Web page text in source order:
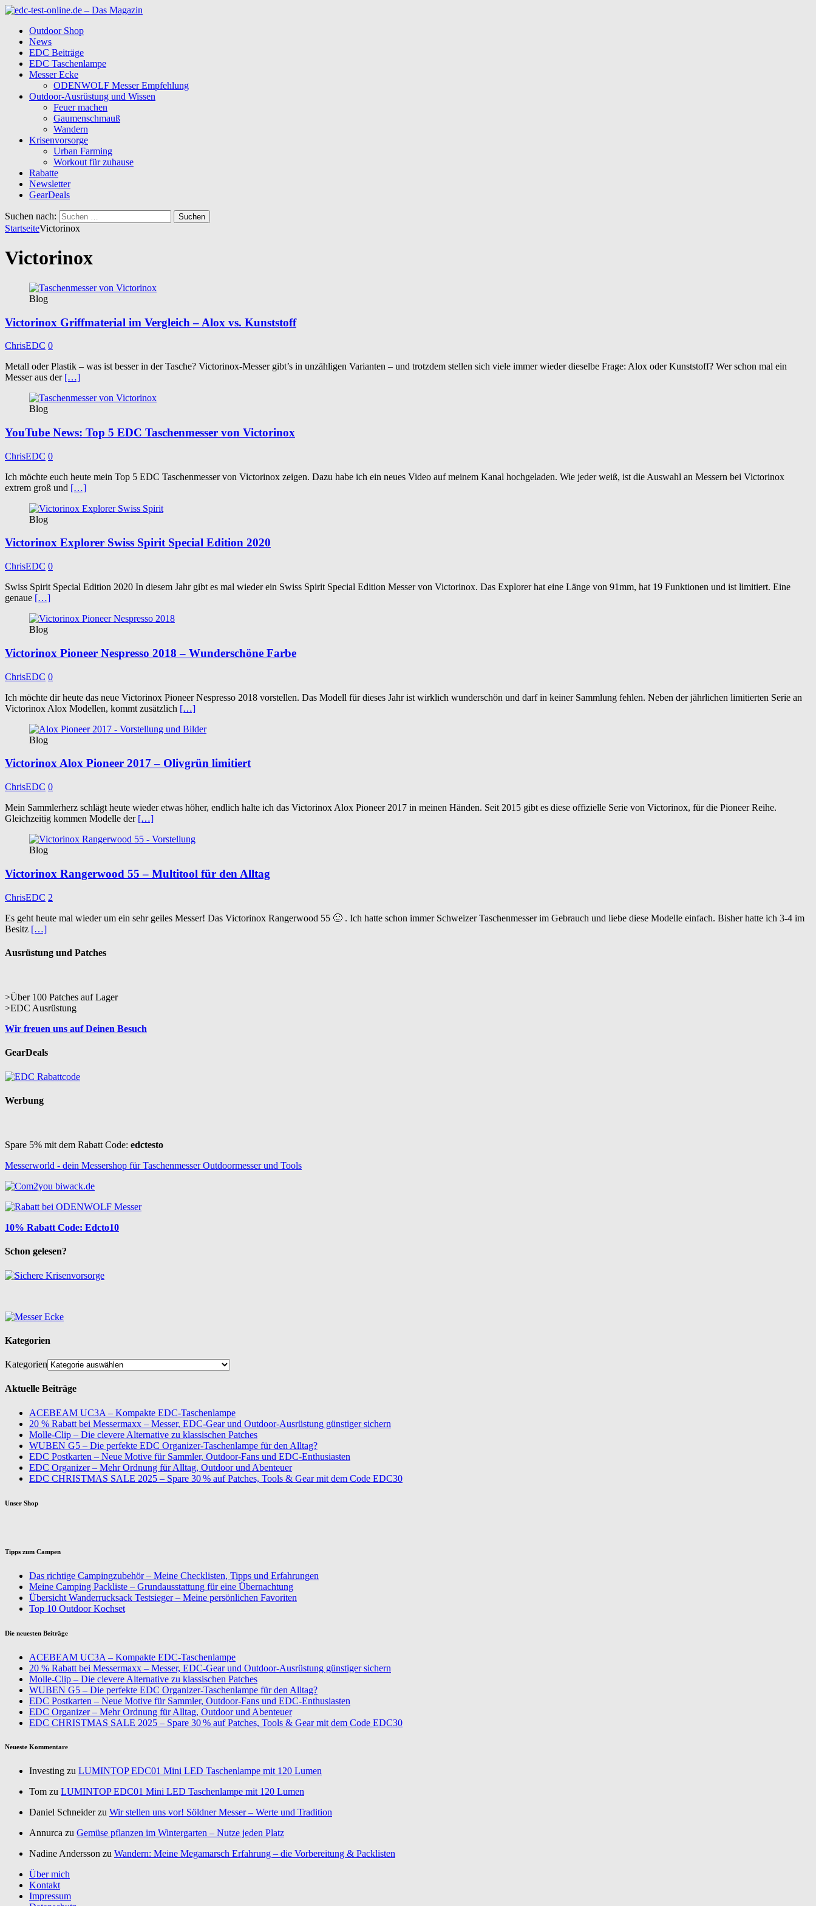
Outdoor Shop
News
EDC Beiträge
EDC Taschenlampe
Messer Ecke
ODENWOLF Messer Empfehlung
Outdoor-Ausrüstung und Wissen
Feuer machen
Gaumenschmauß
Wandern
Krisenvorsorge
Urban Farming
Workout für zuhause
Rabatte
Newsletter
GearDeals
Suchen nach:
StartseiteVictorinox
Victorinox
Blog
Victorinox Griffmaterial im Vergleich – Alox vs. Kunststoff
ChrisEDC 0
Metall oder Plastik – was ist besser in der Tasche? Victorinox-Messer gibt’s in unzähligen Varianten – und trotzdem stellen sich viele immer wieder dieselbe Frage: Alox oder Kunststoff? Wer schon mal ein
Messer aus der […]
Blog
YouTube News: Top 5 EDC Taschenmesser von Victorinox
ChrisEDC 0
Ich möchte euch heute mein Top 5 EDC Taschenmesser von Victorinox zeigen. Dazu habe ich ein neues Video auf meinem Kanal hochgeladen. Wie jeder weiß, ist die Auswahl an Messern bei Victorinox
extrem groß und […]
Blog
Victorinox Explorer Swiss Spirit Special Edition 2020
ChrisEDC 0
Swiss Spirit Special Edition 2020 In diesem Jahr gibt es mal wieder ein Swiss Spirit Special Edition Messer von Victorinox. Das Explorer hat eine Länge von 91mm, hat 19 Funktionen und ist limitiert. Eine
genaue […]
Blog
Victorinox Pioneer Nespresso 2018 – Wunderschöne Farbe
ChrisEDC 0
Ich möchte dir heute das neue Victorinox Pioneer Nespresso 2018 vorstellen. Das Modell für dieses Jahr ist wirklich wunderschön und darf in keiner Sammlung fehlen. Neben der jährlichen limitierten Serie an
Victorinox Alox Modellen, kommt zusätzlich […]
Blog
Victorinox Alox Pioneer 2017 – Olivgrün limitiert
ChrisEDC 0
Mein Sammlerherz schlägt heute wieder etwas höher, endlich halte ich das Victorinox Alox Pioneer 2017 in meinen Händen. Seit 2015 gibt es diese offizielle Serie von Victorinox, für die Pioneer Reihe.
Gleichzeitig kommen Modelle der […]
Blog
Victorinox Rangerwood 55 – Multitool für den Alltag
ChrisEDC 2
Es geht heute mal wieder um ein sehr geiles Messer! Das Victorinox Rangerwood 55 🙂 . Ich hatte schon immer Schweizer Taschenmesser im Gebrauch und liebe diese Modelle einfach. Bisher hatte ich 3-4 im
Besitz […]
Ausrüstung und Patches
>Über 100 Patches auf Lager
>EDC Ausrüstung
Wir freuen uns auf Deinen Besuch
GearDeals
Werbung
Spare 5% mit dem Rabatt Code: edctesto
Messerworld - dein Messershop für Taschenmesser Outdoormesser und Tools
10% Rabatt Code: Edcto10
Schon gelesen?
Kategorien
Kategorien
Aktuelle Beiträge
ACEBEAM UC3A – Kompakte EDC-Taschenlampe
20 % Rabatt bei Messermaxx – Messer, EDC-Gear und Outdoor-Ausrüstung günstiger sichern
Molle-Clip – Die clevere Alternative zu klassischen Patches
WUBEN G5 – Die perfekte EDC Organizer-Taschenlampe für den Alltag?
EDC Postkarten – Neue Motive für Sammler, Outdoor-Fans und EDC-Enthusiasten
EDC Organizer – Mehr Ordnung für Alltag, Outdoor und Abenteuer
EDC CHRISTMAS SALE 2025 – Spare 30 % auf Patches, Tools & Gear mit dem Code EDC30
Unser Shop
Tipps zum Campen
Das richtige Campingzubehör – Meine Checklisten, Tipps und Erfahrungen
Meine Camping Packliste – Grundausstattung für eine Übernachtung
Übersicht Wanderrucksack Testsieger – Meine persönlichen Favoriten
Top 10 Outdoor Kochset
Die neuesten Beiträge
ACEBEAM UC3A – Kompakte EDC-Taschenlampe
20 % Rabatt bei Messermaxx – Messer, EDC-Gear und Outdoor-Ausrüstung günstiger sichern
Molle-Clip – Die clevere Alternative zu klassischen Patches
WUBEN G5 – Die perfekte EDC Organizer-Taschenlampe für den Alltag?
EDC Postkarten – Neue Motive für Sammler, Outdoor-Fans und EDC-Enthusiasten
EDC Organizer – Mehr Ordnung für Alltag, Outdoor und Abenteuer
EDC CHRISTMAS SALE 2025 – Spare 30 % auf Patches, Tools & Gear mit dem Code EDC30
Neueste Kommentare
Investing zu LUMINTOP EDC01 Mini LED Taschenlampe mit 120 Lumen
Tom zu LUMINTOP EDC01 Mini LED Taschenlampe mit 120 Lumen
Daniel Schneider zu Wir stellen uns vor! Söldner Messer – Werte und Tradition
Annurca zu Gemüse pflanzen im Wintergarten – Nutze jeden Platz
Nadine Andersson zu Wandern: Meine Megamarsch Erfahrung – die Vorbereitung & Packlisten
Über mich
Kontakt
Impressum